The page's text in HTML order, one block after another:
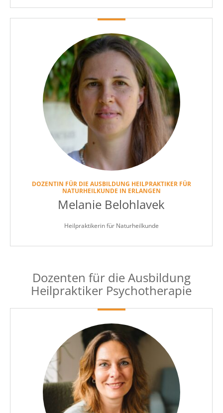
DOZENTIN FÜR DIE AUSBILDUNG HEILPRAKTIKER FÜR
NATURHEILKUNDE IN ERLANGEN
Melanie Belohlavek
Heilpraktikerin für Naturheilkunde
Dozenten für die Ausbildung
Heilpraktiker Psychotherapie